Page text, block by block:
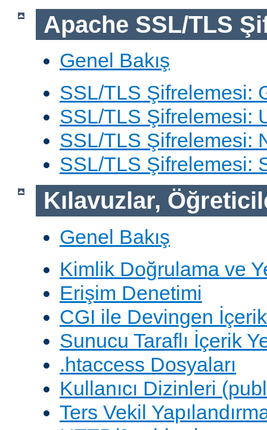
Apache SSL/TLS
Genel Bakış
SSL/TLS Şifrelemesi:
SSL/TLS Şifrelemesi:
SSL/TLS Şifrelemesi:
SSL/TLS Şifrelemesi:
Kılavuzlar,
Genel Bakış
Kimlik Doğrulama ve
Erişim Denetimi
CGI ile Devingen İçerik
Sunucu Taraflı İçerik
.htaccess Dosyaları
Kullanıcı Dizinleri
Ters Vekil